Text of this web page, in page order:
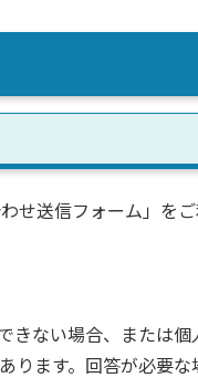
せ送信フォーム」をご
きない場合、または個
ります。回答が必要な